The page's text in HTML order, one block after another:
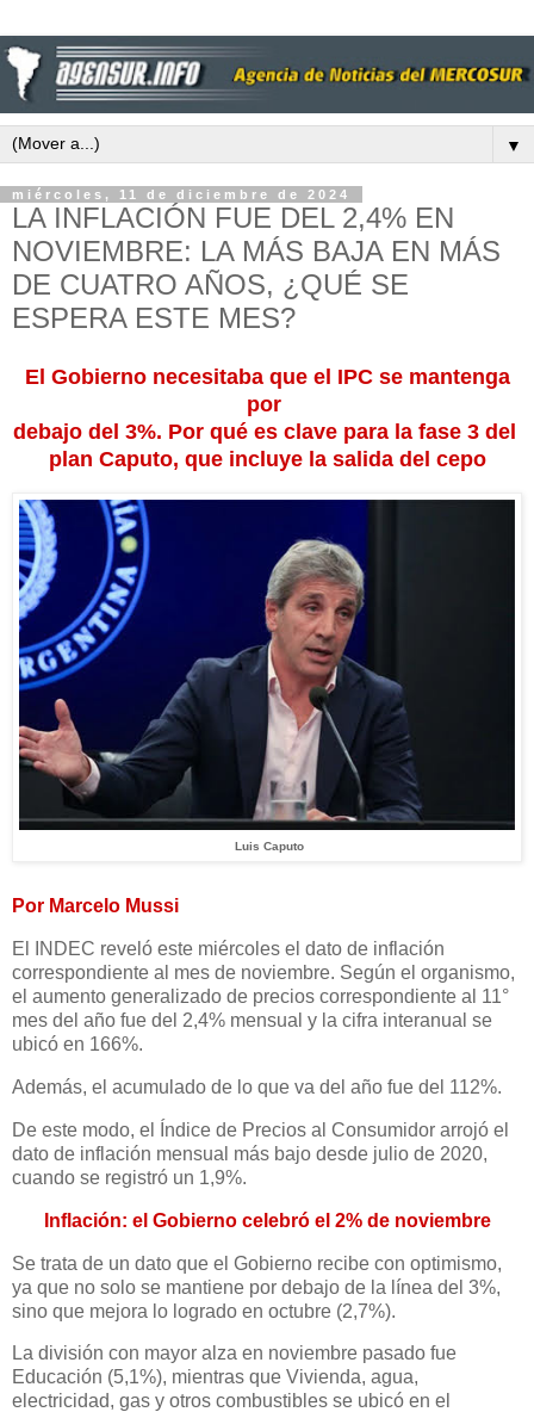
▼
miércoles, 11 de diciembre de 2024
LA INFLACIÓN FUE DEL 2,4% EN
NOVIEMBRE: LA MÁS BAJA EN MÁS
DE CUATRO AÑOS, ¿QUÉ SE
ESPERA ESTE MES?
El Gobierno necesitaba que el IPC se mantenga
por
debajo del 3%. Por qué es clave para la fase 3 del
plan Caputo, que incluye la salida del cepo
Luis Caputo
Por Marcelo Mussi
El INDEC reveló este miércoles el dato de inflación
correspondiente al mes de noviembre. Según el organismo,
el aumento generalizado de precios correspondiente al 11°
mes del año fue del 2,4% mensual y la cifra interanual se
ubicó en 166%.
Además, el acumulado de lo que va del año fue del 112%.
De este modo, el Índice de Precios al Consumidor arrojó el
dato de inflación mensual más bajo desde julio de 2020,
cuando se registró un 1,9%.
Inflación: el Gobierno celebró el 2% de noviembre
Se trata de un dato que el Gobierno recibe con optimismo,
ya que no solo se mantiene por debajo de la línea del 3%,
sino que mejora lo logrado en octubre (2,7%).
La división con mayor alza en noviembre pasado fue
Educación (5,1%), mientras que Vivienda, agua,
electricidad, gas y otros combustibles se ubicó en el